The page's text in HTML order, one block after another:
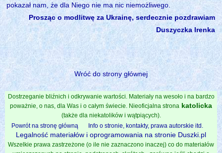
pokazał nam, że dla Niego nie ma nic niemożliwego.
Prosząc o modlitwę za Ukrainę, serdecznie pozdrawiam
Duszyczka Irenka
Wróć do strony głównej
Dostrzeganie bliźnich i odkrywanie wartości. Materiały na wesoło i na bardzo
poważnie, o nas, dla Was i o całym świecie. Nieoficjalna strona katolicka
(także dla niekatolików i wątpiących).
Powrót na stronę główną
Info o stronie, kontakty, prawa autorskie itd.
Legalność materiałów i oprogramowania na stronie Duszki.pl
Wszelkie prawa zastrzeżone (o ile nie zaznaczono inaczej) co do materiałów